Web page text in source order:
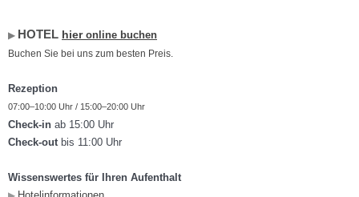
▶︎ HOTEL hier online buchen
Buchen Sie bei uns zum besten Preis.
Rezeption
07:00–10:00 Uhr / 15:00–20:00 Uhr
Check-in ab 15:00 Uhr
Check-out bis 11:00 Uhr
Wissenswertes für Ihren Aufenthalt